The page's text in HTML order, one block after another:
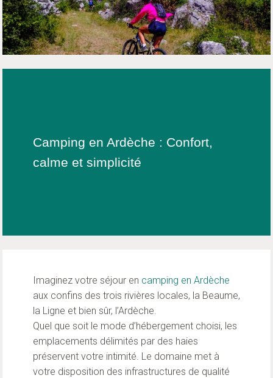
Camping en Ardèche : Confort,
calme et simplicité
Imaginez votre séjour en camping en Ardèche
aux confins des trois rivières locales, la Beaume,
la Ligne et bien sûr, l’Ardèche.
Quel que soit le mode d’hébergement choisi, les
emplacements délimités par des haies
préservent votre intimité. Le domaine met à
votre disposition des infrastructures de qualité